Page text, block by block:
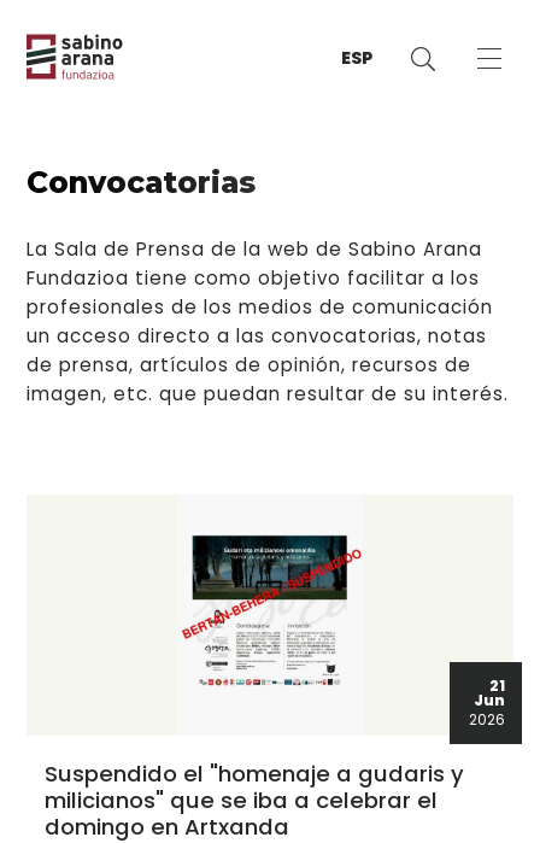
ESP
Convocatorias
La Sala de Prensa de la web de Sabino Arana
Fundazioa tiene como objetivo facilitar a los
profesionales de los medios de comunicación
un acceso directo a las convocatorias, notas
de prensa, artículos de opinión, recursos de
imagen, etc. que puedan resultar de su interés.
21
Jun
2026
Suspendido el "homenaje a gudaris y
milicianos" que se iba a celebrar el
domingo en Artxanda